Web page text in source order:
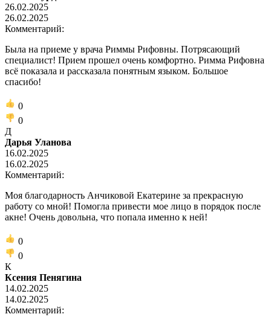
26.02.2025
26.02.2025
Комментарий:
Была на приеме у врача Риммы Рифовны. Потрясающий
специалист! Прием прошел очень комфортно. Римма Рифовна
всё показала и рассказала понятным языком. Большое
спасибо!
0
0
Д
Дарья Уланова
16.02.2025
16.02.2025
Комментарий:
Моя благодарность Анчиковой Екатерине за прекрасную
работу со мной! Помогла привести мое лицо в порядок после
акне! Очень довольна, что попала именно к ней!
0
0
К
Ксения Пенягина
14.02.2025
14.02.2025
Комментарий: